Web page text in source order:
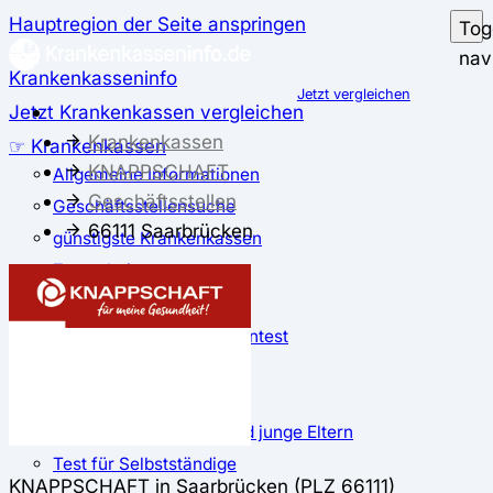
Hauptregion der Seite anspringen
Krankenkasseninfo
Jetzt Krankenkassen vergleichen
☞ Krankenkassen
Allgemeine Informationen
Geschäftsstellensuche
günstigste Krankenkassen
Zusatzbeitrag
✅ Krankenkassen Test
Der große Krankenkassentest
Test für Schwangere und junge Eltern
Test für Selbstständige
Jetzt vergleichen
Krankenkassen
KNAPPSCHAFT
Geschäftsstellen
66111 Saarbrücken
KNAPPSCHAFT in Saarbrücken (PLZ 66111)